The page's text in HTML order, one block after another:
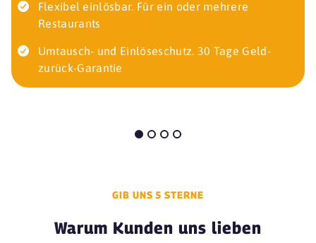
Flexibel einlösbar. Für ein oder mehrere
Restaurants
Umtausch- und Einlöseschutz. 30 Tage Geld-
zurück-Garantie
GIB UNS 5 STERNE
Warum Kunden uns lieben